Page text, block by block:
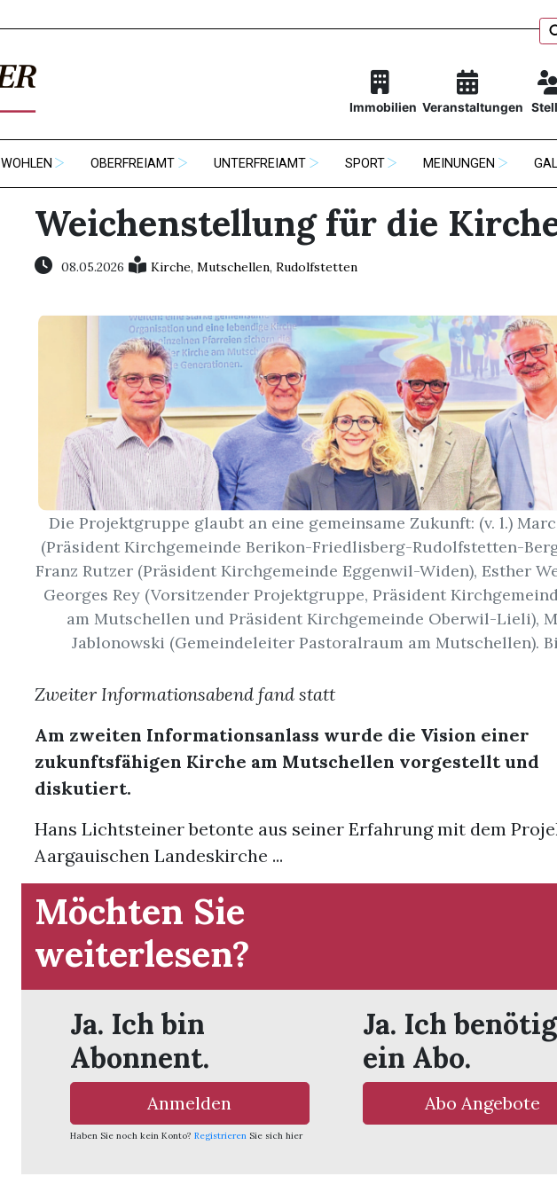
Immobilien Veranstaltungen
WOHLEN OBERFREIAMT UNTERFREIAMT SPORT MEINUNGEN
Weichenstellung für die
08.05.2026 Kirche, Mutschellen, Rudolfstetten
Die Projektgruppe glaubt an eine gemeinsame Zukunft: (v. l.)
(Präsident Kirchgemeinde Berikon-Friedlisberg-Rudolfstetten-
Franz Rutzer (Präsident Kirchgemeinde Eggenwil-Widen), Esther
Georges Rey (Vorsitzender Projektgruppe, Präsident
am Mutschellen und Präsident Kirchgemeinde Oberwil-Lieli),
Jablonowski (Gemeindeleiter Pastoralraum am Mutschellen).
Zweiter Informationsabend fand statt
Am zweiten Informationsanlass wurde die Vision einer
zukunftsfähigen Kirche am Mutschellen vorgestellt und
diskutiert.
Hans Lichtsteiner betonte aus seiner Erfahrung mit dem
Aargauischen Landeskirche ...
Möchten Sie
weiterlesen?
Ja. Ich bin
Abonnent.
Anmelden
Haben Sie noch kein Konto? Registrieren Sie sich hier
Ja. Ich
ein Abo.
Abo Angebote